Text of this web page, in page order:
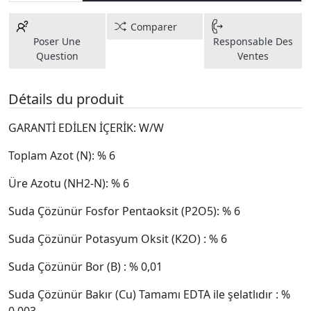
Poser Une
Question
Comparer
Responsable Des
Ventes
Détails du produit
GARANTİ EDİLEN İÇERİK: W/W
Toplam Azot (N): % 6
Üre Azotu (NH2-N): % 6
Suda Çözünür Fosfor Pentaoksit (P2O5): % 6
Suda Çözünür Potasyum Oksit (K2O) : % 6
Suda Çözünür Bor (B) : % 0,01
Suda Çözünür Bakır (Cu) Tamamı EDTA ile şelatlıdır : %